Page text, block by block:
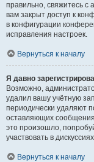
правильно, свяжитесь с
вам закрыт доступ к
в конфигурации
исправления настроек.
Вернуться к началу
Я давно
Возможно,
удалил вашу учётную
периодически удаляют
оставляющих
это произошло,
участвовать в
Вернуться к началу